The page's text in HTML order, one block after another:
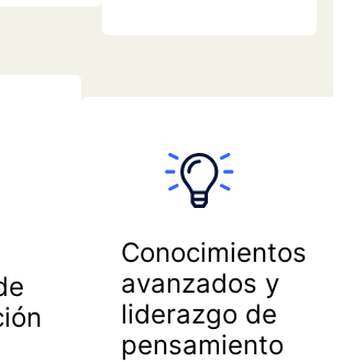
Conocimientos
avanzados y
liderazgo de
pensamiento